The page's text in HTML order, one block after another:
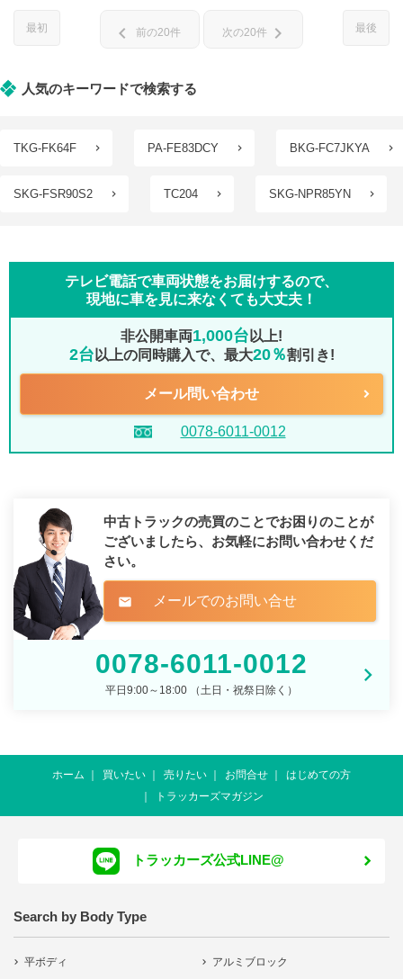
最初 最後
chevron_left 前の20件 次の20件 chevron_right
人気のキーワードで検索する
TKG-FK64F PA-FE83DCY BKG-FC7JKYA
SKG-FSR90S2 TC204 SKG-NPR85YN
テレビ電話で車両状態をお届けするので、
現地に車を見に来なくても大丈夫！
非公開車両1,000台 以上!
2台 以上の同時購入で、最大20％割引き!
メール問い合わせ
0078-6011-0012
中古トラックの売買のことでお困りのことが
ございましたら、 お気軽にお問い合わせくだ
さい。
mail メールでのお問い合せ
0078-6011-0012
平日9:00～18:00 （土日・祝祭日除く）
ホーム 買いたい 売りたい お問合せ
はじめての方
トラッカーズマガジン
トラッカーズ公式LINE@
Search by Body Type
平ボディ アルミブロック